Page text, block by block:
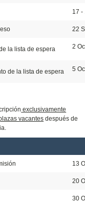
17 -
22
la lista de espera 2
de la lista de espera 5
exclusivamente
vacantes después de
13
20
30